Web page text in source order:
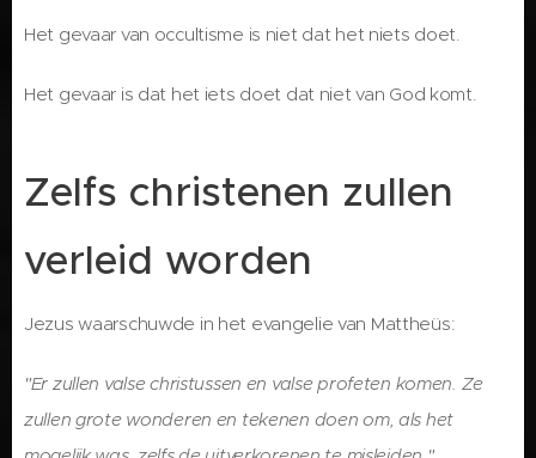
Het gevaar van occultisme is niet dat het niets doet.
Het gevaar is dat het iets doet dat niet van God komt.
Zelfs christenen zullen
verleid worden
Jezus waarschuwde in het evangelie van Mattheüs:
"Er zullen valse christussen en valse profeten komen. Ze
zullen grote wonderen en tekenen doen om, als het